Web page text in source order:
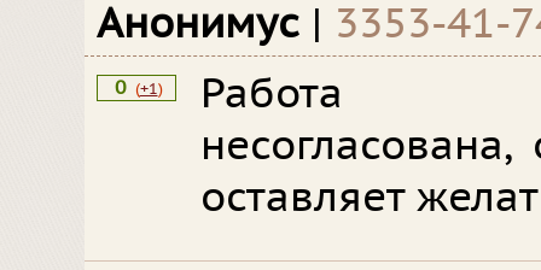
Анонимус | 3353-41-
0 (+1)
Работа
оставляет